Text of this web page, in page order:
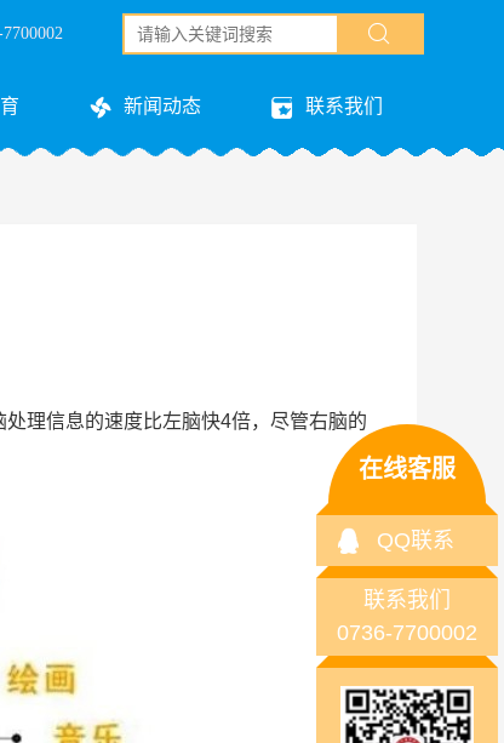
新闻动态 联系我们
理信息的速度比左脑快4倍，尽管右脑的
在线客服
QQ联系
联系我们
0736-7700002